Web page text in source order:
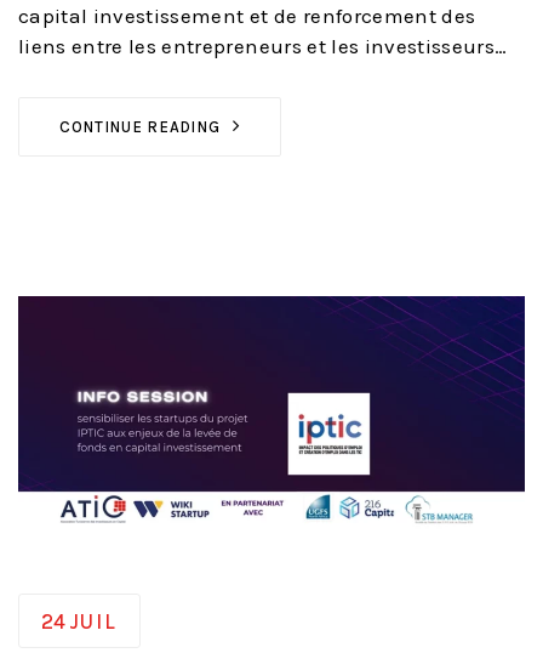
capital investissement et de renforcement des
liens entre lesentrepreneurs et les investisseurs…
CONTINUE READING
24 JUIL